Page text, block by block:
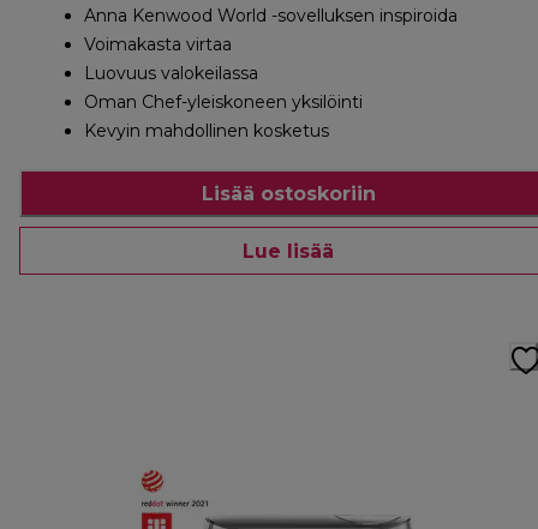
Anna Kenwood World -sovelluksen inspiroida
Voimakasta virtaa
Luovuus valokeilassa
Oman Chef-yleiskoneen yksilöinti
Kevyin mahdollinen kosketus
Lisää ostoskoriin
Lue lisää